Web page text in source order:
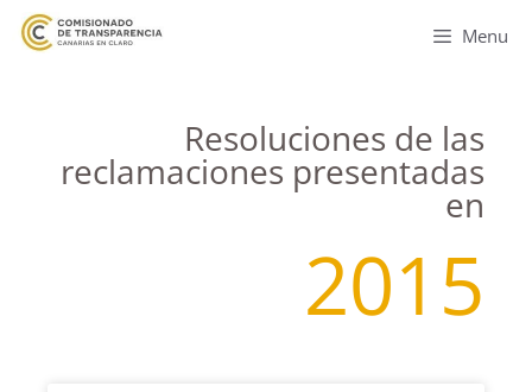
Menu
Resoluciones de las
reclamaciones presentadas
en
2015